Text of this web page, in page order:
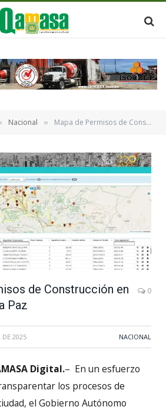
Nacional » Mapa de Permisos de Construcción en la ciudad de La Paz
de Construcción en
Paz
0
DE 2025 NACIONAL
Digital.– En un esfuerzo
los procesos de
el Gobierno Autónomo